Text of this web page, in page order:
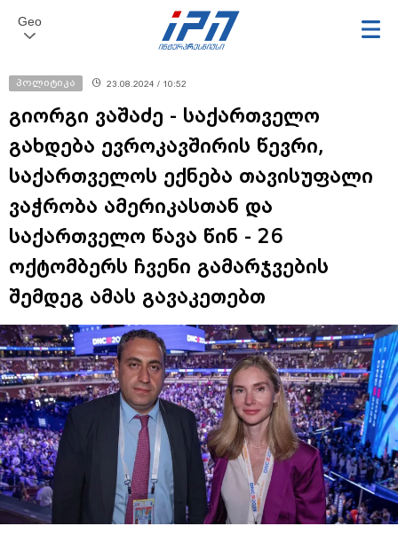
Geo
პოლიტიკა 23.08.2024 / 10:52
გიორგი ვაშაძე - საქართველო
გახდება ევროკავშირის წევრი,
საქართველოს ექნება თავისუფალი
ვაჭრობა ამერიკასთან და
საქართველო წავა წინ - 26
ოქტომბერს ჩვენი გამარჯვების
შემდეგ ამას გავაკეთებთ